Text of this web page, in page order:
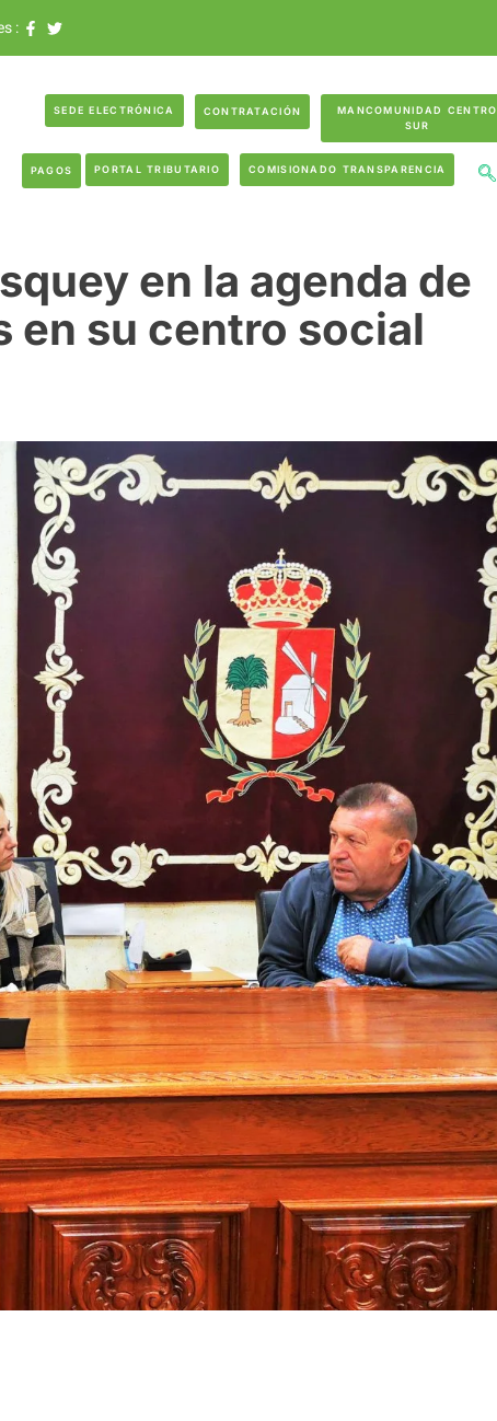
:
SEDE ELECTRÓNICA CONTRATACIÓN
MANCOMUNIDAD CENTRO
SUR
PAGOS PORTAL TRIBUTARIO COMISIONADO TRANSPARENCIA
en la agenda de
en su centro social